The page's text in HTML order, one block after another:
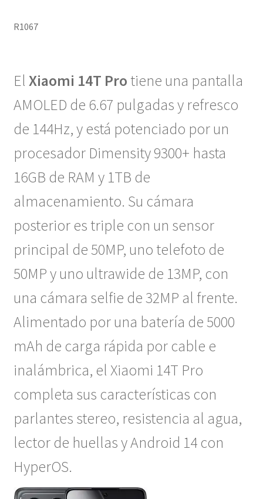
R1067
El Xiaomi 14T Pro tiene una pantalla
AMOLED de 6.67 pulgadas y refresco
de 144Hz, y está potenciado por un
procesador Dimensity 9300+ hasta
16GB de RAM y 1TB de
almacenamiento. Su cámara
posterior es triple con un sensor
principal de 50MP, uno telefoto de
50MP y uno ultrawide de 13MP, con
una cámara selfie de 32MP al frente.
Alimentado por una batería de 5000
mAh de carga rápida por cable e
inalámbrica, el Xiaomi 14T Pro
completa sus características con
parlantes stereo, resistencia al agua,
lector de huellas y Android 14 con
HyperOS.